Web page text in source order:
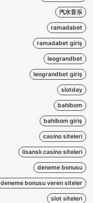
汽水音乐
ramadabet
ramadabet giriş
leograndbet
leograndbet giriş
slotday
bahibom
bahibom giriş
casino siteleri
lisanslı casino siteleri
deneme bonusu
deneme bonusu veren siteler
slot siteleri